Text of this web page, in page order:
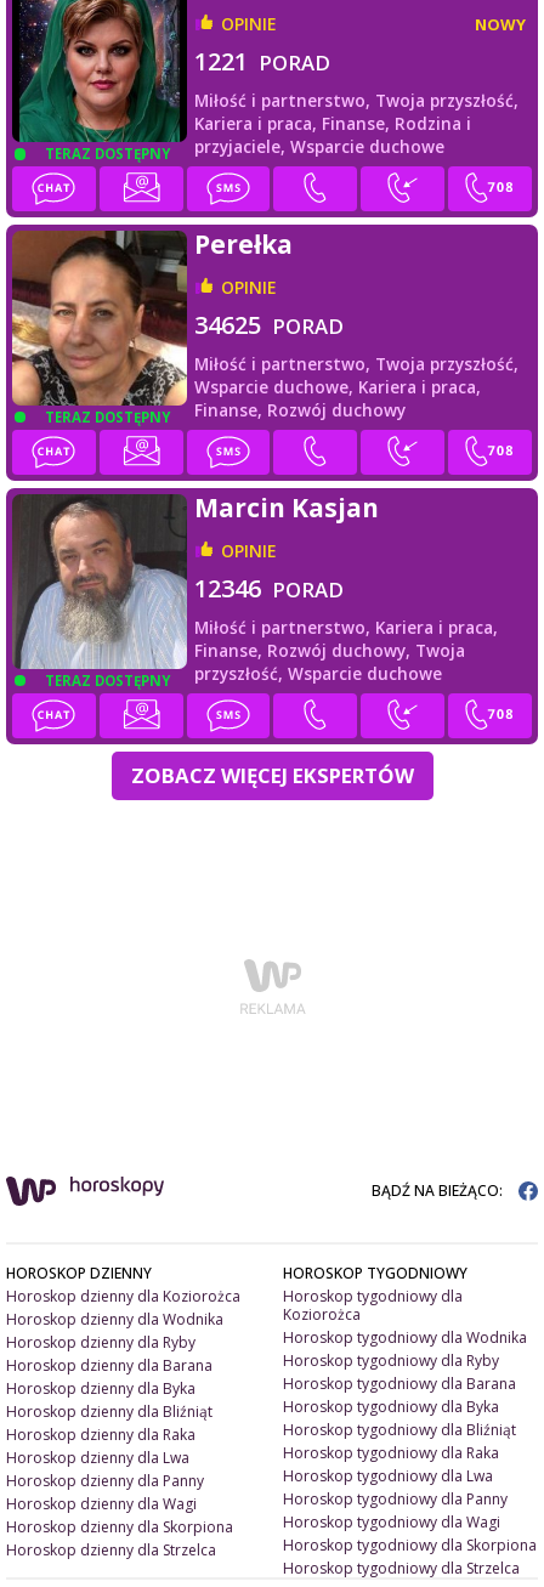
TERAZ DOSTĘPNY
OPINIE NOWY
1221 PORAD
Miłość i partnerstwo, Twoja przyszłość,
Kariera i praca, Finanse, Rodzina i
przyjaciele, Wsparcie duchowe
TERAZ DOSTĘPNY
Perełka
OPINIE
34625 PORAD
Miłość i partnerstwo, Twoja przyszłość,
Wsparcie duchowe, Kariera i praca,
Finanse, Rozwój duchowy
TERAZ DOSTĘPNY
Marcin Kasjan
OPINIE
12346 PORAD
Miłość i partnerstwo, Kariera i praca,
Finanse, Rozwój duchowy, Twoja
przyszłość, Wsparcie duchowe
ZOBACZ WIĘCEJ EKSPERTÓW
BĄDŹ NA BIEŻĄCO:
HOROSKOP DZIENNY
Horoskop dzienny dla Koziorożca
Horoskop dzienny dla Wodnika
Horoskop dzienny dla Ryby
Horoskop dzienny dla Barana
Horoskop dzienny dla Byka
Horoskop dzienny dla Bliźniąt
Horoskop dzienny dla Raka
Horoskop dzienny dla Lwa
Horoskop dzienny dla Panny
Horoskop dzienny dla Wagi
Horoskop dzienny dla Skorpiona
Horoskop dzienny dla Strzelca
HOROSKOP TYGODNIOWY
Horoskop tygodniowy dla
Koziorożca
Horoskop tygodniowy dla Wodnika
Horoskop tygodniowy dla Ryby
Horoskop tygodniowy dla Barana
Horoskop tygodniowy dla Byka
Horoskop tygodniowy dla Bliźniąt
Horoskop tygodniowy dla Raka
Horoskop tygodniowy dla Lwa
Horoskop tygodniowy dla Panny
Horoskop tygodniowy dla Wagi
Horoskop tygodniowy dla Skorpiona
Horoskop tygodniowy dla Strzelca